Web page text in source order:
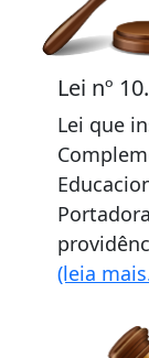
Lei nº
Lei que
(leia